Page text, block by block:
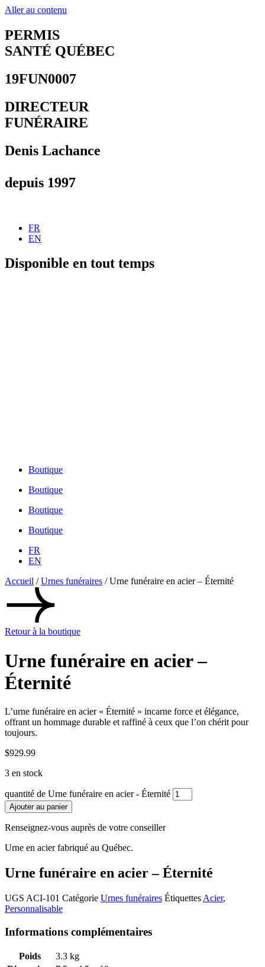
Aller au contenu
PERMIS
SANTÉ QUÉBEC
19FUN0007
DIRECTEUR
FUNÉRAIRE
Denis Lachance
depuis 1997
FR
EN
Disponible en tout temps
Boutique
Boutique
Boutique
Boutique
FR
EN
Accueil /Urnes funéraires / Urne funéraire en acier – Éternité
Retour à la boutique
Urne funéraire en acier –
Éternité
L’urne funéraire en acier « Éternité » incarne force et élégance,
offrant un hommage durable et raffiné à ceux que l’on chérit pour
toujours.
$929.99
3 en stock
quantité de Urne funéraire en acier - Éternité
Ajouter au panier
Renseignez-vous auprès de votre conseiller
Urne en acier fabriqué au Québec.
Urne funéraire en acier – Éternité
UGS ACI-101 Catégorie Urnes funéraires Étiquettes Acier,
Personnalisable
Informations complémentaires
Poids
3.3 kg